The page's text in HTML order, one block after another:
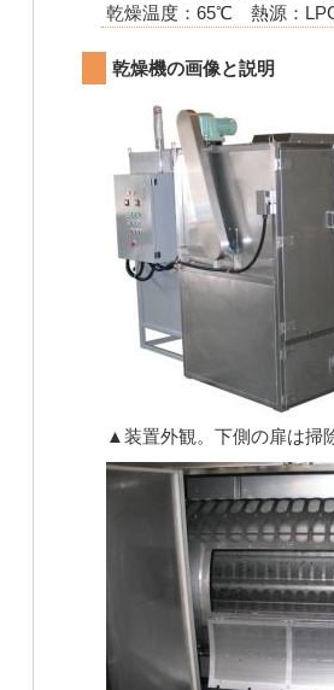
乾燥温度：65℃ 熱源：
乾燥機の画像と説明
▲装置外観。下側の扉は掃